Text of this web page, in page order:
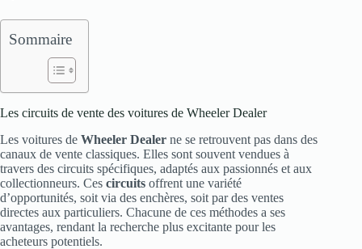
Sommaire
Les circuits de vente des voitures de Wheeler Dealer
Les voitures de Wheeler Dealer ne se retrouvent pas dans des
canaux de vente classiques. Elles sont souvent vendues à
travers des circuits spécifiques, adaptés aux passionnés et aux
collectionneurs. Ces circuits offrent une variété
d’opportunités, soit via des enchères, soit par des ventes
directes aux particuliers. Chacune de ces méthodes a ses
avantages, rendant la recherche plus excitante pour les
acheteurs potentiels.